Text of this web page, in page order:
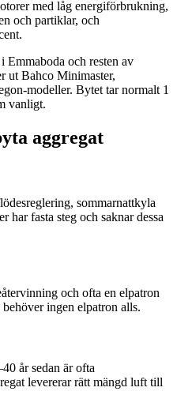
med låg energiförbrukning,
och partiklar, och
Emmaboda och resten av
ut Bahco Minimaster,
modeller. Bytet tar normalt 1
vanligt.
aggregat
sommarnattkyla
har fasta steg och saknar dessa
och ofta en elpatron
ingen elpatron alls.
år sedan är ofta
levererar rätt mängd luft till